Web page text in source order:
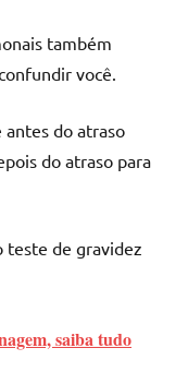
também
você.
do atraso
do atraso para
teste de gravidez
saiba tudo